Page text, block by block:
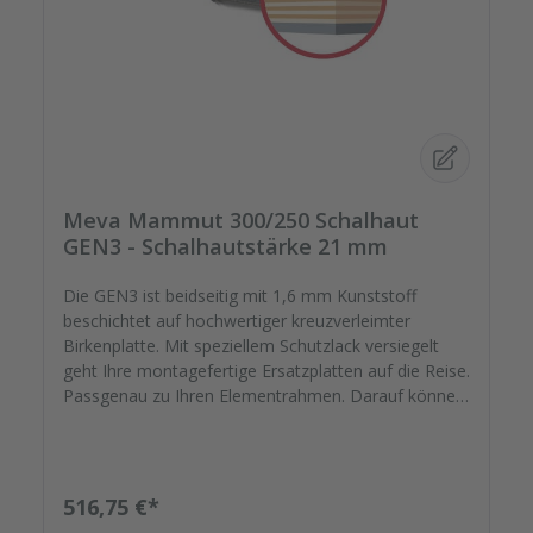
Meva Mammut 300/250 Schalhaut
GEN3 - Schalhautstärke 21 mm
Die GEN3 ist beidseitig mit 1,6 mm Kunststoff
beschichtet auf hochwertiger kreuzverleimter
Birkenplatte. Mit speziellem Schutzlack versiegelt
geht Ihre montagefertige Ersatzplatten auf die Reise.
Passgenau zu Ihren Elementrahmen. Darauf können
Kunststoffeinsätzen bis zu Reparaturplättchen. Diese
Schalhaut besteht aufgrund ihrer Größe aus einer
Regulärer Preis:
516,75 €*